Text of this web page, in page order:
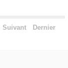
Suivant Dernier